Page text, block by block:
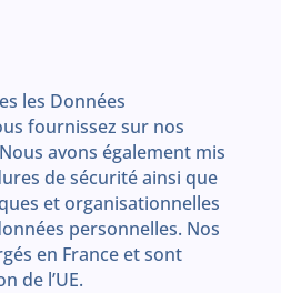
les Données
fournissez sur nos
avons également mis
de sécurité ainsi que
et organisationnelles
personnelles. Nos
en France et sont
de l’UE.